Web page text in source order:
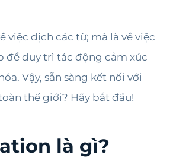
việc dịch các từ; mà là về việc
để duy trì tác động cảm xúc
Vậy, sẵn sàng kết nối với
thế giới? Hãy bắt đầu!
là gì?